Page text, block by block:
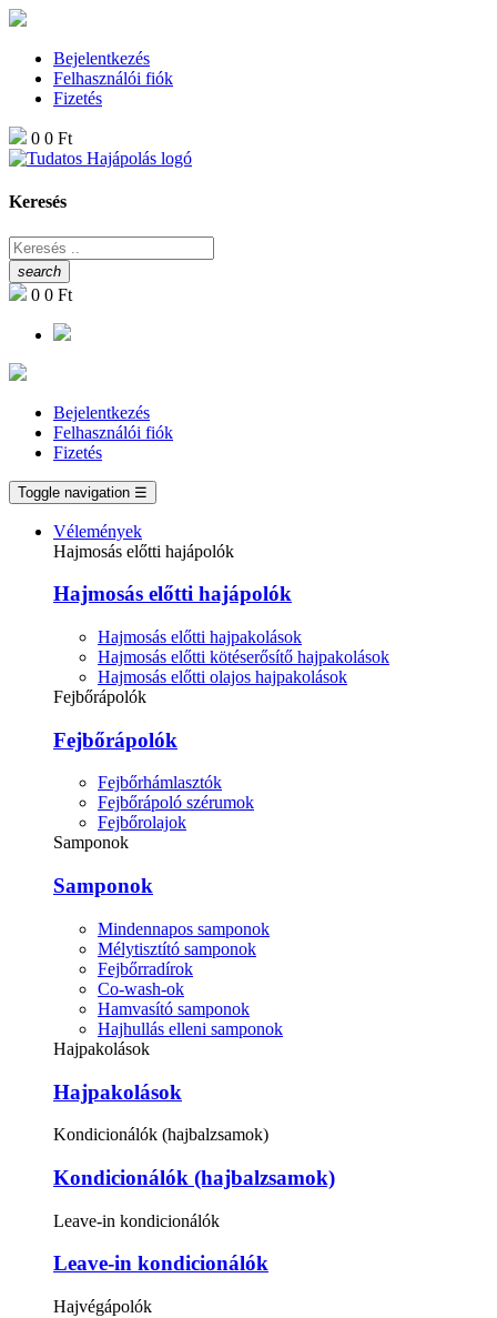
Bejelentkezés
Felhasználói fiók
Fizetés
0 0 Ft
Keresés
search
0 0 Ft
Bejelentkezés
Felhasználói fiók
Fizetés
Toggle navigation ☰
Vélemények
Hajmosás előtti hajápolók
Hajmosás előtti hajápolók
Hajmosás előtti hajpakolások
Hajmosás előtti kötéserősítő hajpakolások
Hajmosás előtti olajos hajpakolások
Fejbőrápolók
Fejbőrápolók
Fejbőrhámlasztók
Fejbőrápoló szérumok
Fejbőrolajok
Samponok
Samponok
Mindennapos samponok
Mélytisztító samponok
Fejbőrradírok
Co-wash-ok
Hamvasító samponok
Hajhullás elleni samponok
Hajpakolások
Hajpakolások
Kondicionálók (hajbalzsamok)
Kondicionálók (hajbalzsamok)
Leave-in kondicionálók
Leave-in kondicionálók
Hajvégápolók